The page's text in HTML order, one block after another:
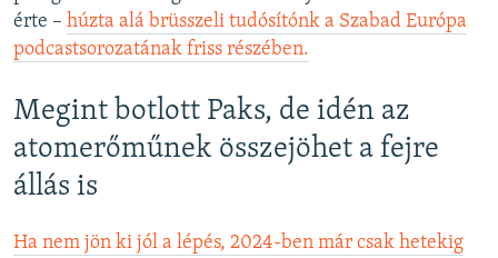
érte – húzta alá brüsszeli tudósítónk a Szabad Európa
podcastsorozatának friss részében.
Megint botlott Paks, de idén az
atomerőműnek összejöhet a fejre
állás is
Ha nem jön ki jól a lépés, 2024-ben már csak hetekig